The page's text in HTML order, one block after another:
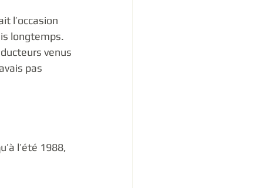
l’occasion
longtemps.
venus
pas
l’été 1988,